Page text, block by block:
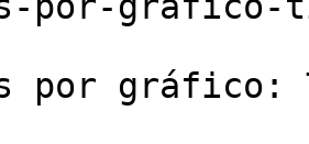
por gráfico: